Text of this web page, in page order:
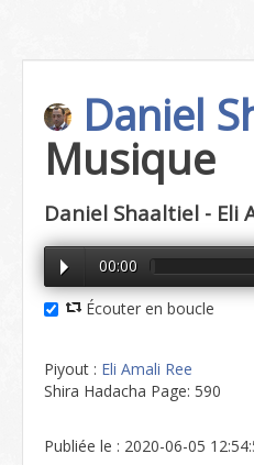
Daniel
Musique
Daniel Shaaltiel - Eli
00:00
Écouter en boucle
Piyout : Eli Amali Ree
Shira Hadacha Page: 590
Publiée le : 2020-06-05